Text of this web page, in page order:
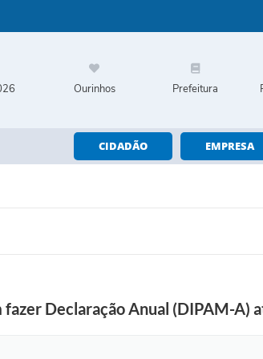
Ourinhos Prefeitura
CIDADÃO EMPRESA
Declaração Anual (DIPAM-A)